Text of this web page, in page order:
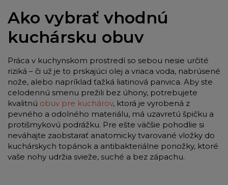
Ako vybrať vhodnú
kuchársku obuv
Práca v kuchynskom prostredí so sebou nesie určité
riziká – či už je to prskajúci olej a vriaca voda, nabrúsené
nože, alebo napríklad ťažká liatinová panvica. Aby ste
celodennú smenu prežili bez úhony, potrebujete
kvalitnú obuv pre kuchárov, ktorá je vyrobená z
pevného a odolného materiálu, má uzavretú špičku a
protišmykovú podrážku. Pre ešte väčšie pohodlie si
neváhajte zaobstarať anatomicky tvarované vložky do
kuchárskych topánok a antibakteriálne ponožky, ktoré
vaše nohy udržia svieže, suché a bez zápachu.